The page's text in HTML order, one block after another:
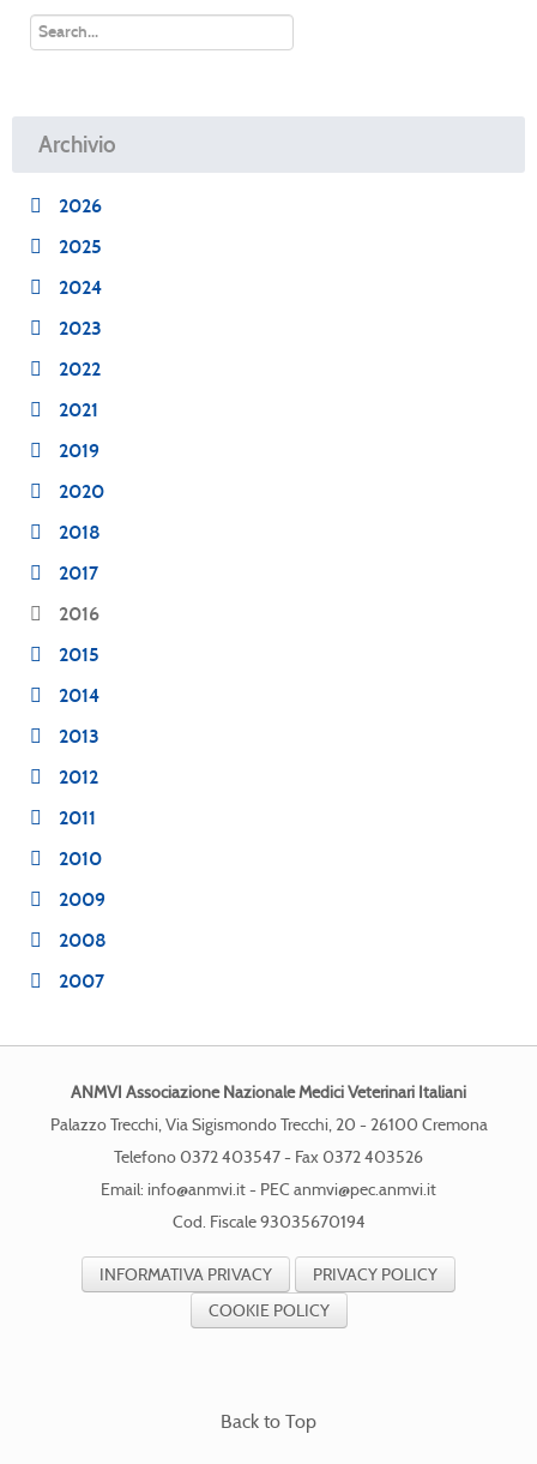
Archivio
2026
2025
2024
2023
2022
2021
2019
2020
2018
2017
2016
2015
2014
2013
2012
2011
2010
2009
2008
2007
ANMVI Associazione Nazionale Medici Veterinari Italiani
Palazzo Trecchi, Via Sigismondo Trecchi, 20 - 26100 Cremona
Telefono 0372 403547 - Fax 0372 403526
Email: info@anmvi.it- PEC anmvi@pec.anmvi.it
Cod. Fiscale 93035670194
INFORMATIVA PRIVACY
PRIVACY POLICY
COOKIE POLICY
Back to Top